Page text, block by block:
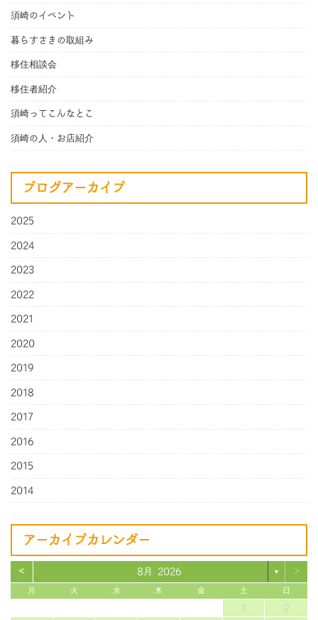
須崎のイベント
暮らすさきの取組み
移住相談会
移住者紹介
須崎ってこんなとこ
須崎の人・お店紹介
ブログアーカイブ
2025
2024
2023
2022
2021
2020
2019
2018
2017
2016
2015
2014
アーカイブカレンダー
< 8月 2026 ▼ >
月 火 水 木 金 土 日
1
2